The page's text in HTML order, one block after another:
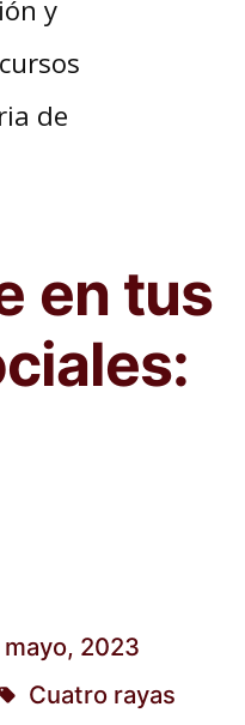
y
de
en tus
mayo, 2023
Cuatro rayas